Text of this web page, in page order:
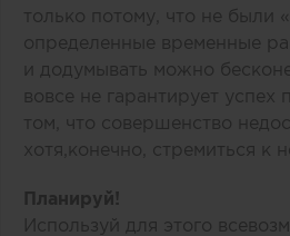
только потому, что не были
определенные временные
и додумывать можно
вовсе не гарантирует успех
том, что совершенство
хотя,конечно, стремиться к
Планируй!
Используй для этого